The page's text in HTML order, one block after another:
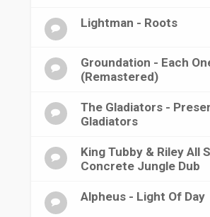
Lightman - Roots
Groundation - Each
(Remastered)
The Gladiators -
Gladiators
King Tubby & Riley All
Concrete Jungle Dub
Alpheus - Light Of Day